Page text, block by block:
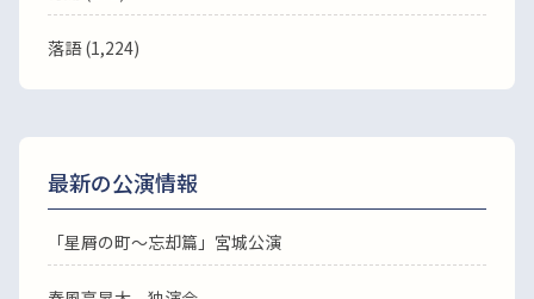
落語(1,224)
最新の公演情報
「星屑の町～忘却篇」宮城公演